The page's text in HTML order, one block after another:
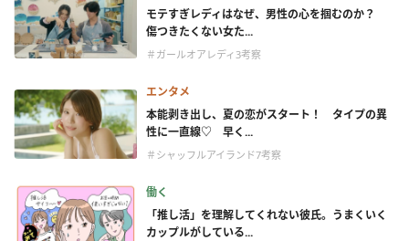
モテすぎレディはなぜ、男性の心を掴むのか？
傷つきたくない女た...
＃ガールオアレディ3考察
エンタメ
本能剥き出し、夏の恋がスタート！ タイプの異
性に一直線♡ 早く...
＃シャッフルアイランド7考察
働く
「推し活」を理解してくれない彼氏。うまくいく
カップルがしている...